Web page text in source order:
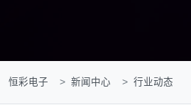
恒彩电子 新闻中心 行业动态